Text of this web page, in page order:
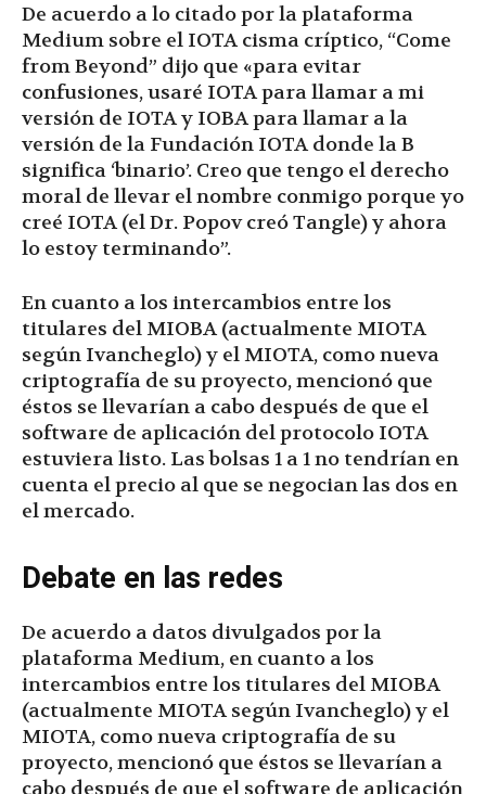
De acuerdo a lo citado por la plataforma
Medium sobre el IOTA cisma críptico, “Come
from Beyond” dijo que «para evitar
confusiones, usaré IOTA para llamar a mi
versión de IOTA y IOBA para llamar a la
versión de la Fundación IOTA donde la B
significa ‘binario’. Creo que tengo el derecho
moral de llevar el nombre conmigo porque yo
creé IOTA (el Dr. Popov creó Tangle) y ahora
lo estoy terminando”.
En cuanto a los intercambios entre los
titulares del MIOBA (actualmente MIOTA
según Ivancheglo) y el MIOTA, como nueva
criptografía de su proyecto, mencionó que
éstos se llevarían a cabo después de que el
software de aplicación del protocolo IOTA
estuviera listo. Las bolsas 1 a 1 no tendrían en
cuenta el precio al que se negocian las dos en
el mercado.
Debate en las redes
De acuerdo a datos divulgados por la
plataforma Medium, en cuanto a los
intercambios entre los titulares del MIOBA
(actualmente MIOTA según Ivancheglo) y el
MIOTA, como nueva criptografía de su
proyecto, mencionó que éstos se llevarían a
cabo después de que el software de aplicación